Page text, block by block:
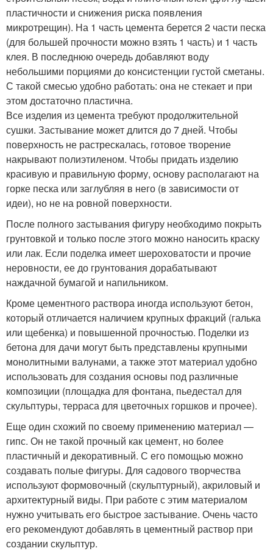
пластичности и снижения риска появления
микротрещин). На 1 часть цемента берется 2 части песка
(для большей прочности можно взять 1 часть) и 1 часть
клея. В последнюю очередь добавляют воду
небольшими порциями до консистенции густой сметаны.
С такой смесью удобно работать: она не стекает и при
этом достаточно пластична.
Все изделия из цемента требуют продолжительной
сушки. Застывание может длится до 7 дней. Чтобы
поверхность не растрескалась, готовое творение
накрывают полиэтиленом. Чтобы придать изделию
красивую и правильную форму, основу располагают на
горке песка или заглубляя в него (в зависимости от
идеи), но не на ровной поверхности.
После полного застывания фигуру необходимо покрыть
грунтовкой и только после этого можно наносить краску
или лак. Если поделка имеет шероховатости и прочие
неровности, ее до грунтования дорабатывают
наждачной бумагой и напильником.
Кроме цементного раствора иногда используют бетон,
который отличается наличием крупных фракций (галька
или щебенка) и повышенной прочностью. Поделки из
бетона для дачи могут быть представлены крупными
монолитными валунами, а также этот материал удобно
использовать для создания основы под различные
композиции (площадка для фонтана, пьедестал для
скульптуры, терраса для цветочных горшков и прочее).
Еще один схожий по своему применению материал —
гипс. Он не такой прочный как цемент, но более
пластичный и декоративный. С его помощью можно
создавать полые фигуры. Для садового творчества
используют формовочный (скульптурный), акриловый и
архитектурный виды. При работе с этим материалом
нужно учитывать его быстрое застывание. Очень часто
его рекомендуют добавлять в цементный раствор при
создании скульптур.